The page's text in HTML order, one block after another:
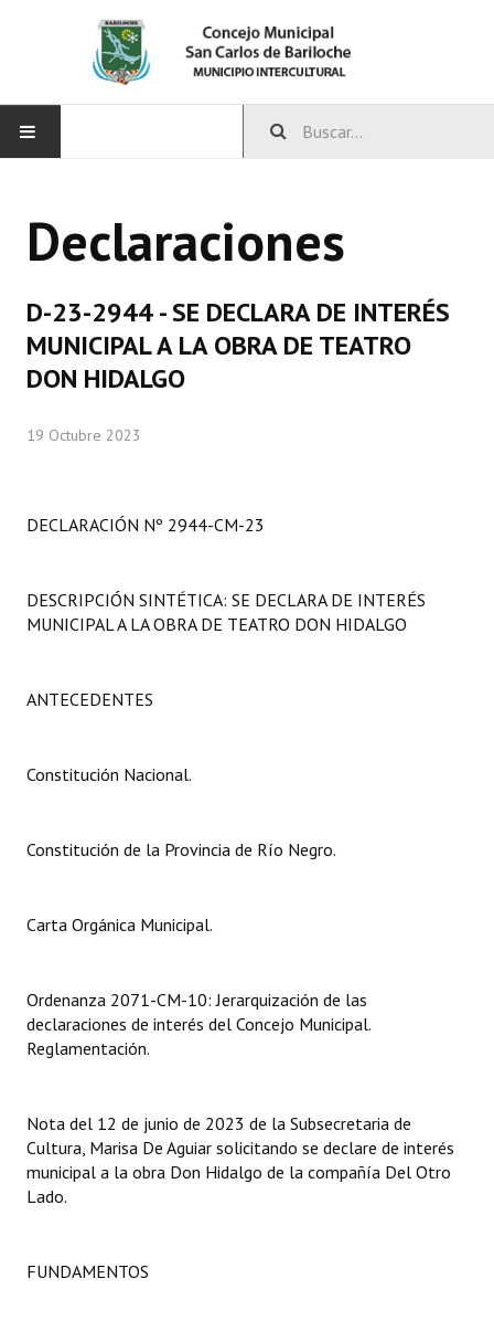
CONCEJO
Integrantes del Concejo
Comisiones Permanentes
Comisiones Especiales
Programas
Constitución Nacional
Carta Orgánica 2007
Organigrama
Dictámenes Asesoría Letrada
Informes de Unidad Coordinadora
Ejecución Presupuestaria
NORMATIVA
Declaraciones
D-23-2944 - SE DECLARA DE INTERÉS
MUNICIPAL A LA OBRA DE TEATRO
DON HIDALGO
19 Octubre 2023
DECLARACIÓN Nº 2944-CM-23
DESCRIPCIÓN SINTÉTICA: SE DECLARA DE INTERÉS
MUNICIPAL A LA OBRA DE TEATRO DON HIDALGO
ANTECEDENTES
Constitución Nacional.
Constitución de la Provincia de Río Negro.
Carta Orgánica Municipal.
Ordenanza 2071-CM-10: Jerarquización de las
declaraciones de interés del Concejo Municipal.
Reglamentación.
Nota del 12 de junio de 2023 de la Subsecretaria de
Cultura, Marisa De Aguiar solicitando se declare de interés
municipal a la obra Don Hidalgo de la compañía Del Otro
Lado.
FUNDAMENTOS